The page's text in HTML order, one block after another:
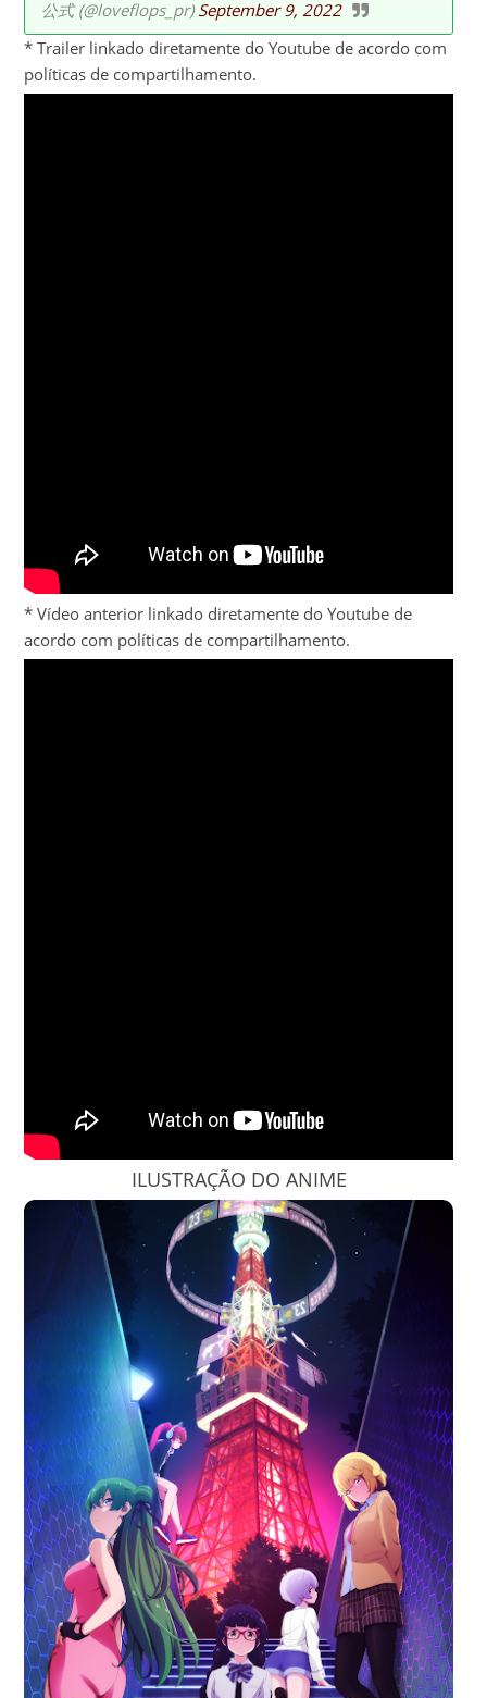
公式 (@loveflops_pr)September 9, 2022
* Trailer linkado diretamente do Youtube de acordo com
políticas de compartilhamento.
* Vídeo anterior linkado diretamente do Youtube de
acordo com políticas de compartilhamento.
ILUSTRAÇÃO DO ANIME